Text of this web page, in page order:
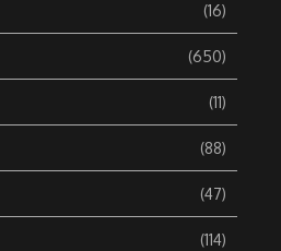
(16)
(650)
(11)
(88)
(47)
(114)